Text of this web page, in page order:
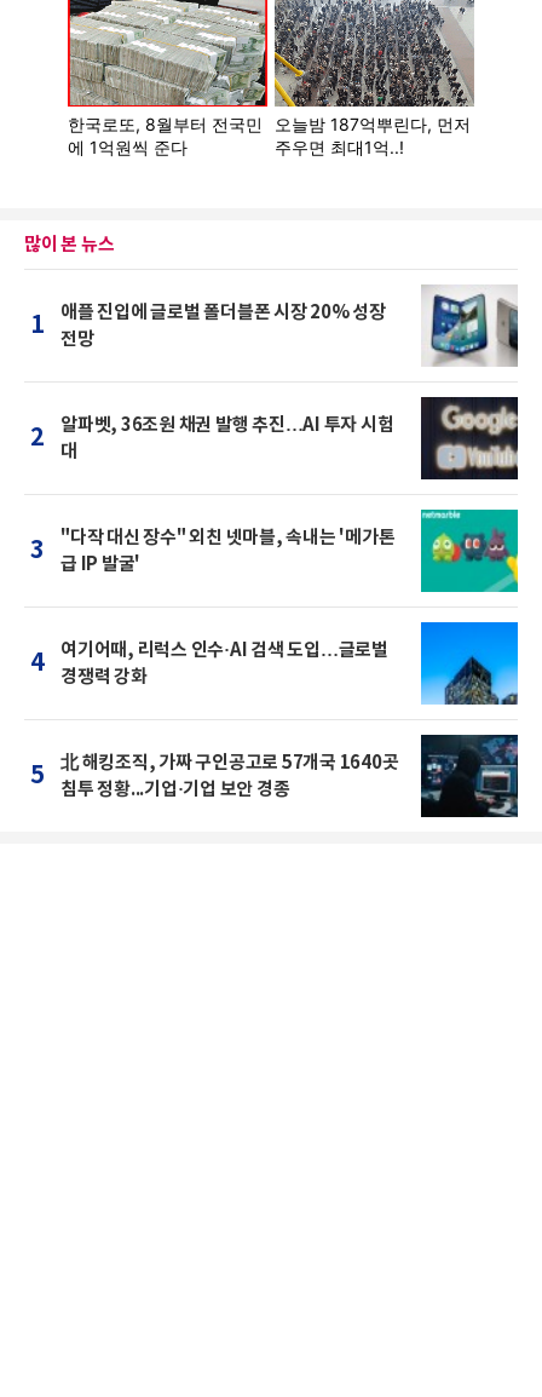
많이 본 뉴스
1
애플 진입에 글로벌 폴더블폰 시장 20% 성장
전망
2
알파벳, 36조원 채권 발행 추진…AI 투자 시험
대
3
"다작 대신 장수" 외친 넷마블, 속내는 '메가톤
급 IP 발굴'
4
여기어때, 리럭스 인수·AI 검색 도입…글로벌
경쟁력 강화
5
北 해킹조직, 가짜 구인공고로 57개국 1640곳
침투 정황...기업·기업 보안 경종